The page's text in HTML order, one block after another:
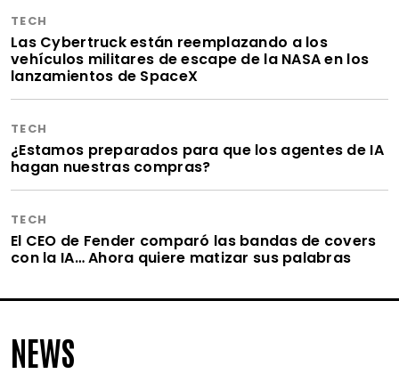
TECH
Las Cybertruck están reemplazando a los
vehículos militares de escape de la NASA en los
lanzamientos de SpaceX
TECH
¿Estamos preparados para que los agentes de IA
hagan nuestras compras?
TECH
El CEO de Fender comparó las bandas de covers
con la IA… Ahora quiere matizar sus palabras
NEWS